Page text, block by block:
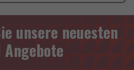
unsere neuesten